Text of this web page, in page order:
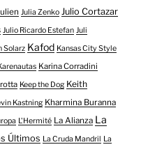
Julia Zenko Julio Cortazar
Julio Ricardo Estefan Juli
Solarz Kafod Kansas City Style
Karina Corradini
Keep the Dog Keith
Kastning Kharmina Buranna
L'Hermité La Alianza La
Últimos La Cruda Mandril
La